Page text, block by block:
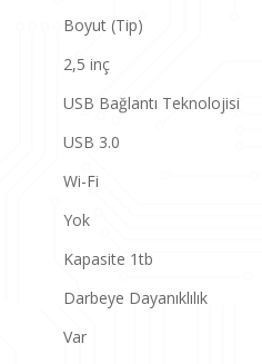
Boyut (Tip)
2,5 inç
USB Bağlantı Teknolojisi
USB 3.0
Wi-Fi
Yok
Kapasite 1tb
Darbeye Dayanıklılık
Var